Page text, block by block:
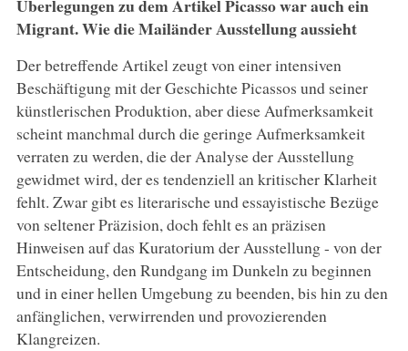
Überlegungen zu dem Artikel Picasso war auch ein
Migrant. Wie die Mailänder Ausstellung aussieht
Der betreffende Artikel zeugt von einer intensiven
Beschäftigung mit der Geschichte Picassos und seiner
künstlerischen Produktion, aber diese Aufmerksamkeit
scheint manchmal durch die geringe Aufmerksamkeit
verraten zu werden, die der Analyse der Ausstellung
gewidmet wird, der es tendenziell an kritischer Klarheit
fehlt. Zwar gibt es literarische und essayistische Bezüge
von seltener Präzision, doch fehlt es an präzisen
Hinweisen auf das Kuratorium der Ausstellung - von der
Entscheidung, den Rundgang im Dunkeln zu beginnen
und in einer hellen Umgebung zu beenden, bis hin zu den
anfänglichen, verwirrenden und provozierenden
Klangreizen.